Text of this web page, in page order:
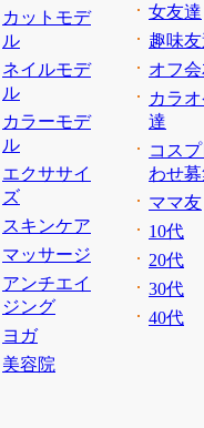
カットモデ
ル
ネイルモデ
ル
カラーモデ
ル
エクササイ
ズ
スキンケア
マッサージ
アンチエイ
ジング
ヨガ
美容院
女友達
趣味
オフ
カラ
達
コス
わせ
ママ友
10代
20代
30代
40代